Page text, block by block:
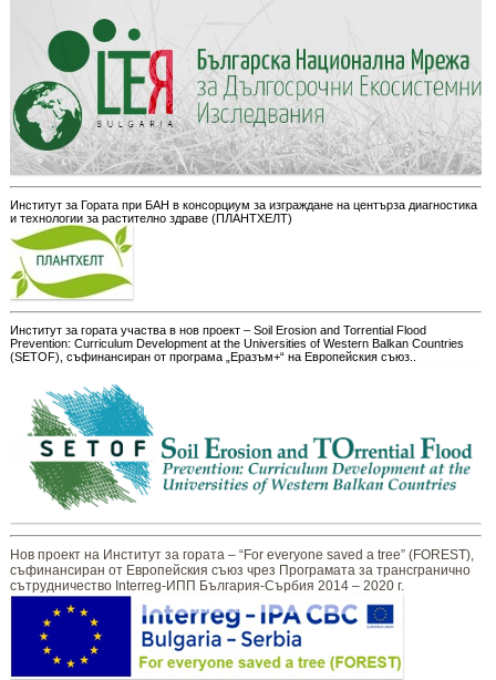
Институт за Гората при БАН в консорциум за изграждане на центърза диагностика
и технологии за растително здраве (ПЛАНТХЕЛТ)
Институт за гората участва в нов проект – Soil Erosion and Torrential Flood
Prevention: Curriculum Development at the Universities of Western Balkan Countries
(SETOF), съфинансиран от програма „Еразъм+“ на Европейския съюз..
Нов проект на Институт за гората – “For everyone saved a tree” (FOREST),
съфинансиран от Европейския съюз чрез Програмата за трансгранично
сътрудничество Interreg-ИПП България-Сърбия 2014 – 2020 г.